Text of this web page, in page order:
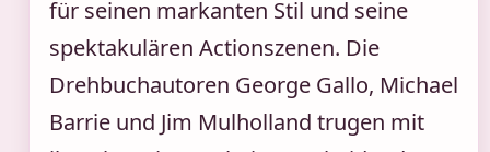
für seinen markanten Stil und seine
spektakulären Actionszenen. Die
Drehbuchautoren George Gallo, Michael
Barrie und Jim Mulholland trugen mit